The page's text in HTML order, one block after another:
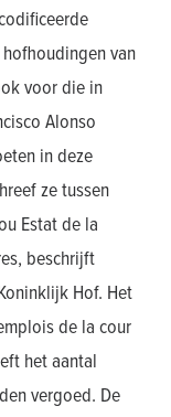
van
voor die in
Alonso
in deze
ze tussen
Estat de la
beschrijft
Hof. Het
de la cour
het aantal
vergoed. De